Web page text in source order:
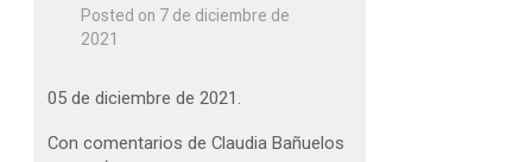
Posted on 7 de diciembre de
2021
05 de diciembre de 2021.
Con comentarios de Claudia Bañuelos